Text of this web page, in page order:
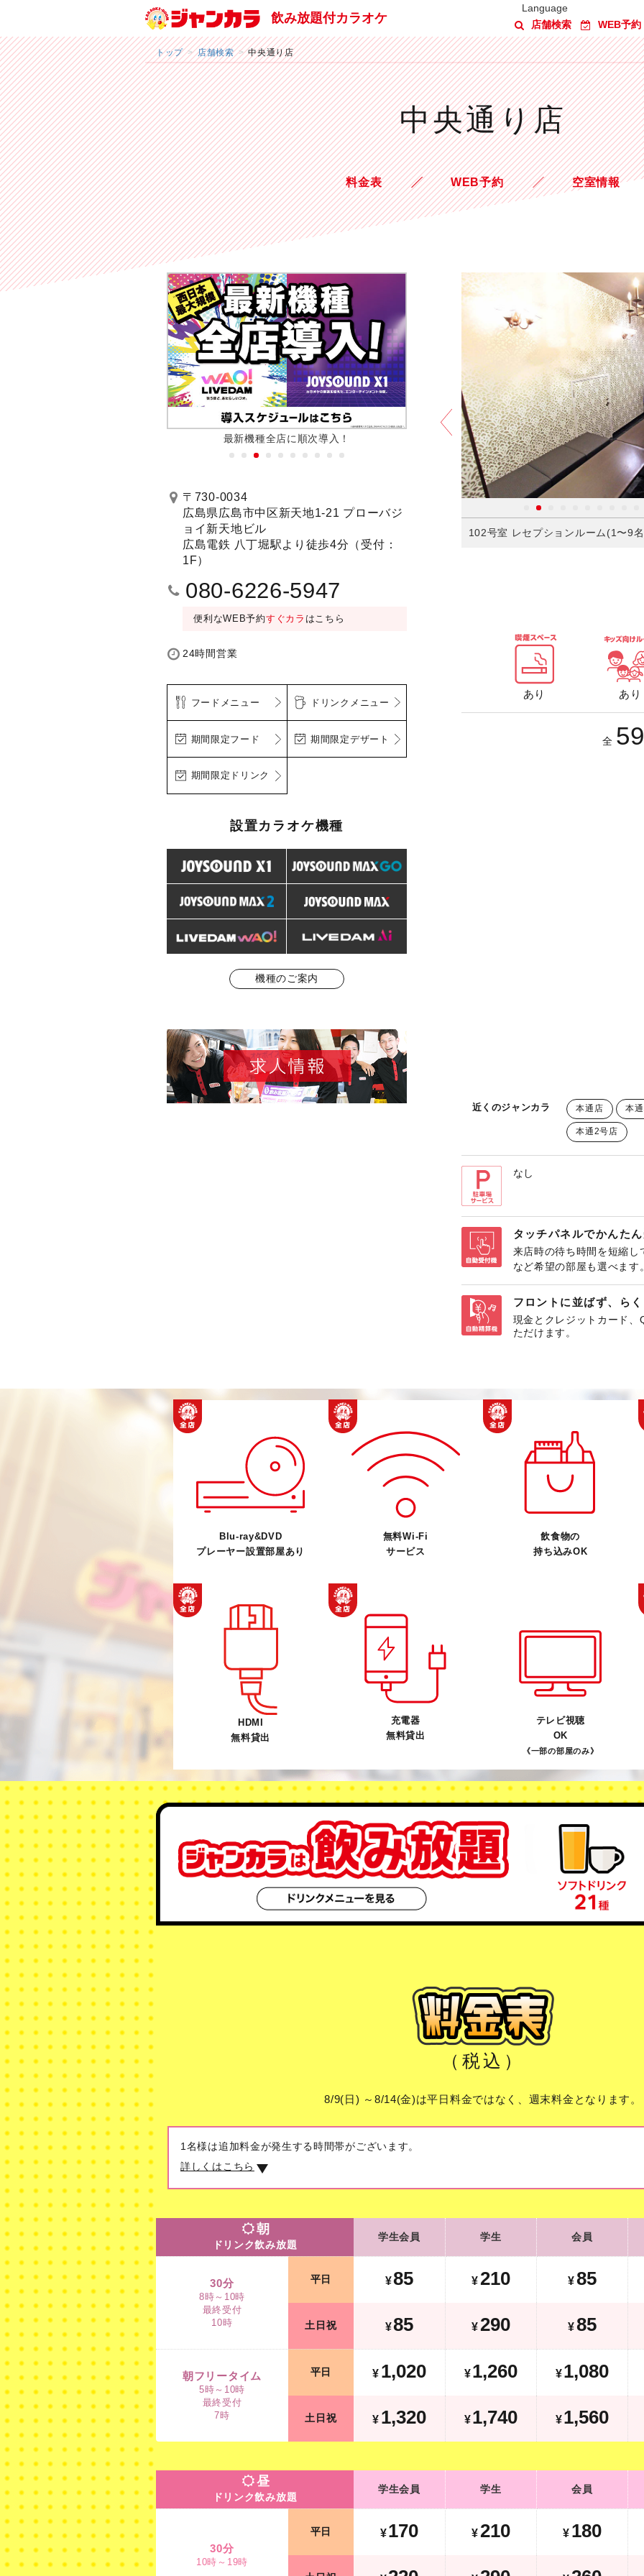
飲み放題付カラオケ
Language
店舗検索
WEB予約
トップ 店舗検索 中央通り店
中央通り店
料金表 WEB予約 空室情報
最新機種全店に順次導入！ フラポ食べ放題
〒730-0034
広島県広島市中区新天地1-21 プローバジ
ョイ新天地ビル
広島電鉄 八丁堀駅より徒歩4分（受付：
1F）
080-6226-5947
便利なWEB予約すぐカラ はこちら
24時間営業
フードメニュー ドリンクメニュー
期間限定フード 期間限定デザート
期間限定ドリンク
設置カラオケ機種
機種のご案内
101号室 マットルーム（Blu-ray/DVD設置）(1〜5名)／JOYSOUND
MAX（曲数豊富）
102号室 レセプションルーム(1〜9
あり あり
全 59
近くのジャンカラ 本通店 本
本通2号店
なし
タッチパネルでかんたん
来店時の待ち時間を短縮
など希望の部屋も選べます。
フロントに並ばず、ら
現金とクレジットカード
ただけます。
Blu-ray&DVD
プレーヤー設置部屋あり
無料Wi-Fi
サービス
飲食物の
持ち込みOK
HDMI
無料貸出
充電器
無料貸出
テレビ視聴
OK
《一部の部屋のみ》
（税込）
8/9(日) ～8/14(金)は平日料金ではなく、週末料金となります。
1名様は追加料金が発生する時間帯がございます。
詳しくはこちら
30分
最終受付
10時
105 230 105
最終受付
7時
1,680 2,100 1,920
190 200
朝
ドリンク飲み放題
学生会員 学生 会員
30分
8時～10時
最終受付
10時
平日 ¥85 ¥ 210 ¥85
土日祝 ¥85 ¥ 290 ¥85
朝フリータイム
5時～10時
最終受付
7時
平日 ¥ 1,020 ¥1,260 ¥1,080
土日祝 ¥ 1,320 ¥1,740 ¥1,560
昼
ドリンク飲み放題
学生会員 学生 会員
30分
10時～19時
平日 ¥170 ¥ 210 ¥ 180